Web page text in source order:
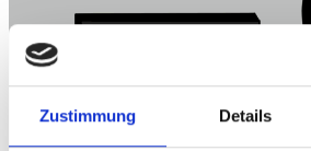
Zustimmung Details